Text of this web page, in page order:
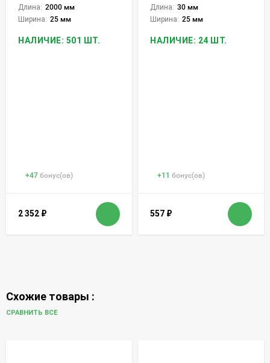
Длина: 2000 мм
Ширина: 25 мм
НАЛИЧИЕ: 501 ШТ.
+47 бонус(ов)
2 352 ₽
Длина: 30 мм
Ширина: 25 мм
НАЛИЧИЕ: 24 ШТ.
+11 бонус(ов)
557 ₽
Схожие товары :
СРАВНИТЬ ВСЕ